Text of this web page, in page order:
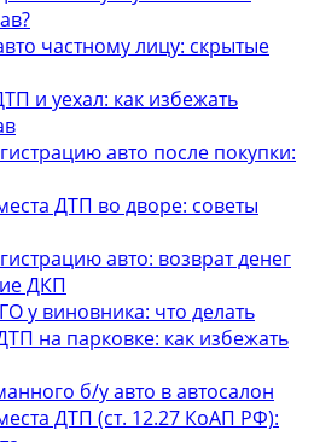
частному лицу: скрытые
и уехал: как избежать
авто после покупки:
ДТП во дворе: советы
авто: возврат денег
ДКП
у виновника: что делать
на парковке: как избежать
б/у авто в автосалон
ДТП (ст. 12.27 КоАП РФ):